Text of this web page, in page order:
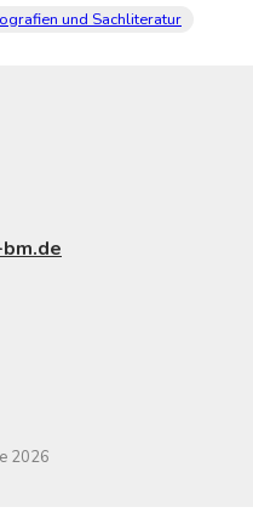
und Sachliteratur
2026